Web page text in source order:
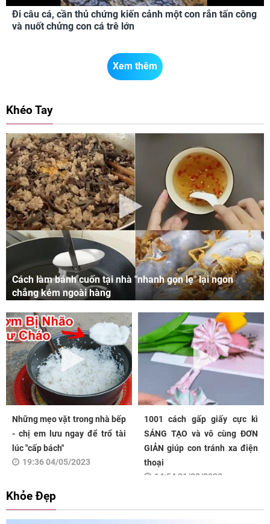
Đi câu cá, cần thủ chứng kiến cảnh một con rắn tấn công
và nuốt chửng con cá trê lớn
Xem thêm
Khéo Tay
Cách làm bánh cuốn tại nhà "nhanh gọn lẹ" lại ngon
chẳng kém ngoài hàng
Những mẹo vặt trong nhà bếp
- chị em lưu ngay để trổ tài
lúc "cấp bách"
19:36 04/05/2023
1001 cách gấp giấy cực kì
SÁNG TẠO và vô cùng ĐƠN
GIẢN giúp con tránh xa điện
thoại
14:54 31/03/2023
Khỏe Đẹp